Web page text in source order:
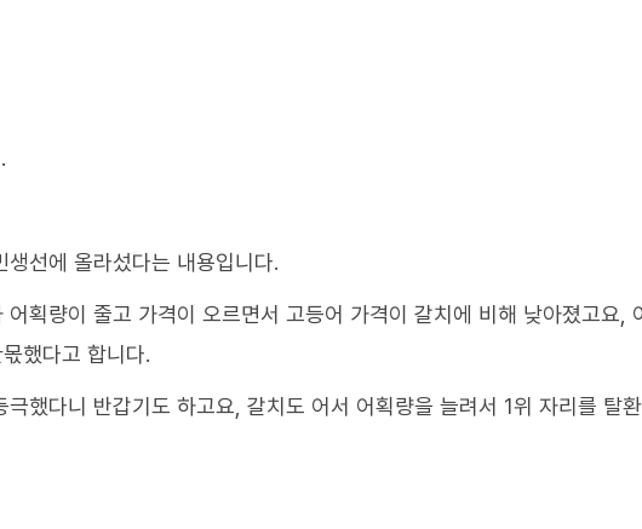
선에 올라섰다는 내용입니다.
획량이 줄고 가격이 오르면서 고등어 가격이 갈치에 비해 낮아졌고요,
했다고 합니다.
했다니 반갑기도 하고요, 갈치도 어서 어획량을 늘려서 1위 자리를 탈